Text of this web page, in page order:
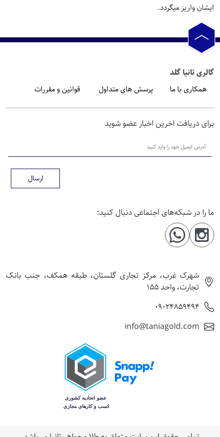
ایشان واریز میگردد.
گالری تانیا گلد
همکاری با ما پرسش های متداول قوانین و مقررات
برای دریافت اخرین اخبار عضو شوید
ارسال
ما را در شبکه‌های اجتماعی دنبال کنید:
شهرک غرب، مرکز تجاری گلستان، طبقه همکف، جنب بانک
تجارت، واحد 155
09024859494
info@taniagold.com